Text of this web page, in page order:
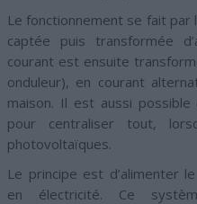
Le fonctionnement se fait par
captée puis transformée
courant est ensuite
onduleur), en courant
maison. Il est aussi possible
pour centraliser tout,
photovoltaïques.
Le principe est d’alimenter
en électricité. Ce